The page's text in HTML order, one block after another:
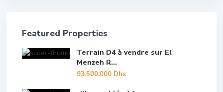
Featured Properties
Terrain D4 à vendre sur El
Menzeh R...
93.500.000 Dhs